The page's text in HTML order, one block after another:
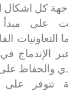
كل اشكال
على مبدأ
التعاونيات
الإندماج
والحفاظ
تتوفر على